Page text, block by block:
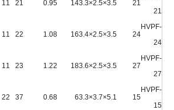
21
21
3.5×2.5×3.3
14
0.95
21
11
HVPF-
24
24
3.5×2.5×3.4
16
1.08
22
11
HVPF-
27
27
3.5×2.5×3.6
18
1.22
23
11
HVPF-
15
15
5.1×3.7×3.3
6
0.68
37
22